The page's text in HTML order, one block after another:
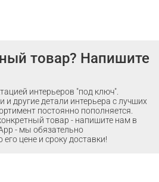
товар? Напишите
интерьеров "под ключ".
и другие детали интерьера с лучших
постоянно пополняется.
товар - напишите нам в
- мы обязательно
цене и сроку доставки!